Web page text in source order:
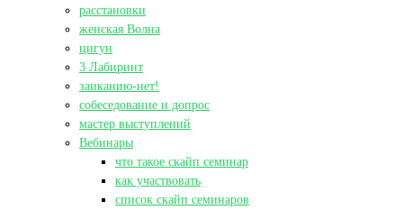
расстановки
женская Волна
цигун
3 Лабиринт
заиканию-нет!
собеседование и допрос
мастер выступлений
Вебинары
что такое скайп семинар
как участвовать
список скайп семинаров